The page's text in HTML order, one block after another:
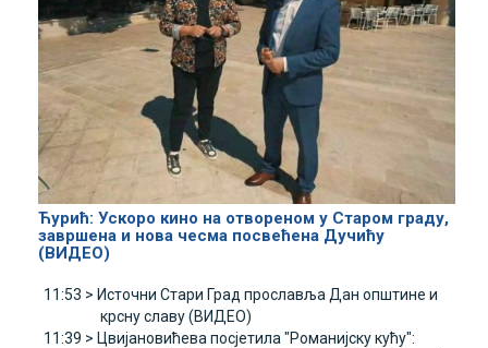
Ћурић: Ускоро кино на отвореном у Старом граду,
завршена и нова чесма посвећена Дучићу
(ВИДЕО)
11:53 > Источни Стари Град прославља Дан општине и
крсну славу (ВИДЕО)
11:39 > Цвијановићева посјетила "Романијску кућу":